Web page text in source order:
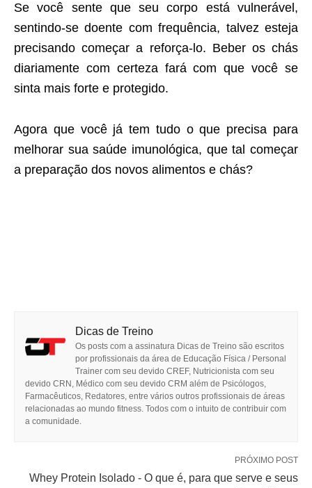
Se você sente que seu corpo está vulnerável,
sentindo-se doente com frequência, talvez esteja
precisando começar a reforça-lo. Beber os chás
diariamente com certeza fará com que você se
sinta mais forte e protegido.
Agora que você já tem tudo o que precisa para
melhorar sua saúde imunológica, que tal começar
a preparação dos novos alimentos e chás?
Dicas de Treino
Os posts com a assinatura Dicas de Treino são escritos
por profissionais da área de Educação Física / Personal
Trainer com seu devido CREF, Nutricionista com seu
devido CRN, Médico com seu devido CRM além de Psicólogos,
Farmacêuticos, Redatores, entre vários outros profissionais de áreas
relacionadas ao mundo fitness. Todos com o intuito de contribuir com
a comunidade.
PRÓXIMO POST
Whey Protein Isolado - O que é, para que serve e seus